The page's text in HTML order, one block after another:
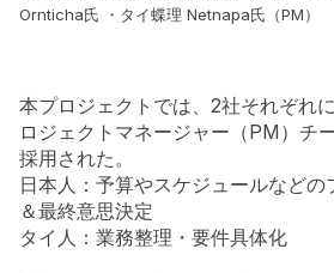
Ornticha氏 ・タイ蝶理 Netnapa氏（PM）
本プロジェクトでは、2社それぞれ
ロジェクトマネージャー（PM）チ
採用された。
日本人：予算やスケジュールなど
＆最終意思決定
タイ人：業務整理・要件具体化